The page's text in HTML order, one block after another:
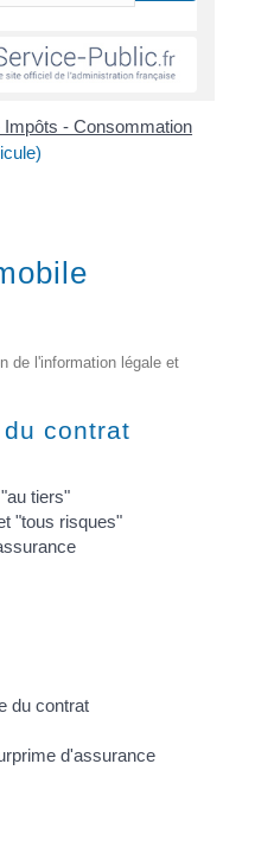
Impôts - Consommation
de l'information légale et
contrat
tiers"
"tous risques"
du contrat
d'assurance